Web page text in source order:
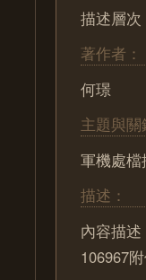
描述層次
著作者：
何璟
主題與關
軍機處檔
描述：
內容描
106967附